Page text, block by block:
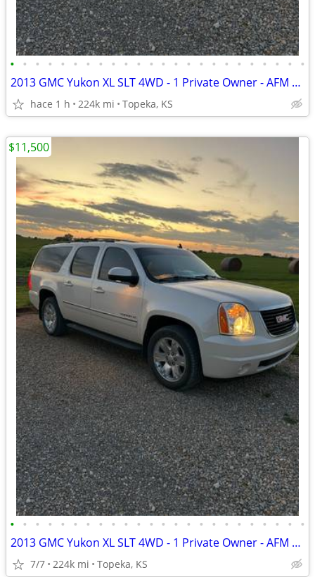
• • • • • • • • • • • • • • • • • • • • • • • •
2013 GMC Yukon XL SLT 4WD - 1 Private Owner - AFM Deleted
hace 1 h 224k mi Topeka, KS
• • • • • • • • • • • • • • • • • • • • • • • •
2013 GMC Yukon XL SLT 4WD - 1 Private Owner - AFM Deleted
7/7 224k mi Topeka, KS
$11,500